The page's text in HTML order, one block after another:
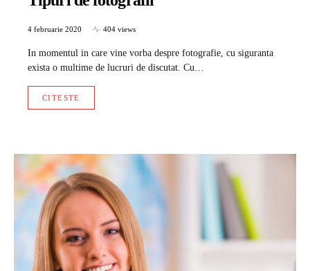
4 februarie 2020 404 views
In momentul in care vine vorba despre fotografie, cu siguranta
exista o multime de lucruri de discutat. Cu…
CITESTE